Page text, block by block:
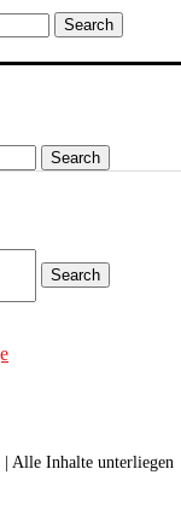
Search
Search
Search
Alle Inhalte unterliegen